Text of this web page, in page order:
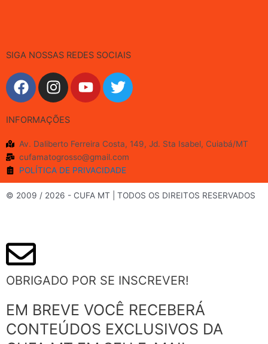
SIGA NOSSAS REDES SOCIAIS
F
a
e
b
o
o
k
I
n
t
a
g
r
a
m
Y
o
u
b
e
T
w
t
e
r
INFORMAÇÕES
Av. Daliberto Ferreira Costa, 149, Jd. Sta Isabel, Cuiabá/MT
cufamatogrosso@gmail.com
POLÍTICA DE PRIVACIDADE
© 2009 / 2026 - CUFA MT | TODOS OS DIREITOS RESERVADOS
OBRIGADO POR SE INSCREVER!
EM BREVE VOCÊ RECEBERÁ
CONTEÚDOS EXCLUSIVOS DA